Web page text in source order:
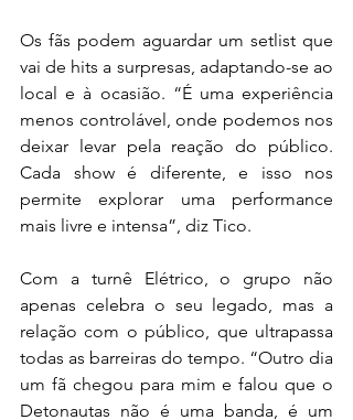
Os fãs podem aguardar um setlist que
vai de hits a surpresas, adaptando-se ao
local e à ocasião. “É uma experiência
menos controlável, onde podemos nos
deixar levar pela reação do público.
Cada show é diferente, e isso nos
permite explorar uma performance
mais livre e intensa”, diz Tico.
Com a turnê Elétrico, o grupo não
apenas celebra o seu legado, mas a
relação com o público, que ultrapassa
todas as barreiras do tempo. “Outro dia
um fã chegou para mim e falou que o
Detonautas não é uma banda, é um